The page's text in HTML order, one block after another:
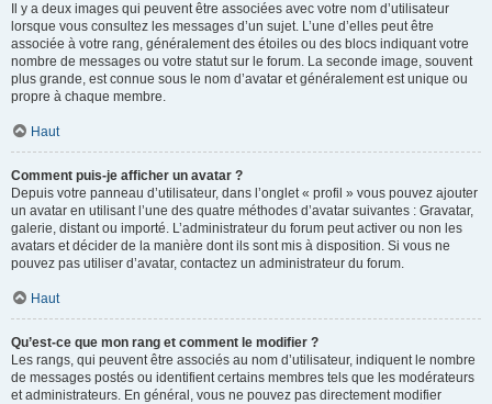
Il y a deux images qui peuvent être associées avec votre nom d’utilisateur
lorsque vous consultez les messages d’un sujet. L’une d’elles peut être
associée à votre rang, généralement des étoiles ou des blocs indiquant votre
nombre de messages ou votre statut sur le forum. La seconde image, souvent
plus grande, est connue sous le nom d’avatar et généralement est unique ou
propre à chaque membre.
Haut
Comment puis-je afficher un avatar ?
Depuis votre panneau d’utilisateur, dans l’onglet « profil » vous pouvez ajouter
un avatar en utilisant l’une des quatre méthodes d’avatar suivantes : Gravatar,
galerie, distant ou importé. L’administrateur du forum peut activer ou non les
avatars et décider de la manière dont ils sont mis à disposition. Si vous ne
pouvez pas utiliser d’avatar, contactez un administrateur du forum.
Haut
Qu’est-ce que mon rang et comment le modifier ?
Les rangs, qui peuvent être associés au nom d’utilisateur, indiquent le nombre
de messages postés ou identifient certains membres tels que les modérateurs
et administrateurs. En général, vous ne pouvez pas directement modifier